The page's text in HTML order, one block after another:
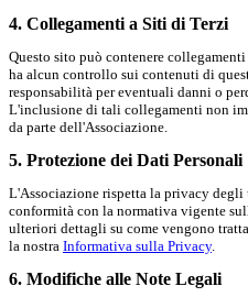
4. Collegamenti a Siti di Terzi
Questo sito può contenere
ha alcun controllo sui contenuti di
responsabilità per eventuali danni o
L'inclusione di tali collegamenti non
da parte dell'Associazione.
5. Protezione dei Dati Personali
L'Associazione rispetta la privacy
conformità con la normativa vigente
ulteriori dettagli su come vengono
la nostra Informativa sulla Privacy.
6. Modifiche alle Note Legali